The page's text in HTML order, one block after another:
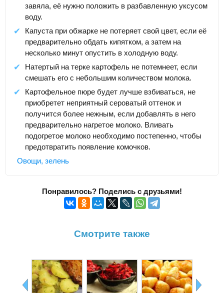
завяла, её нужно положить в разбавленную уксусом
воду.
Капуста при обжарке не потеряет свой цвет, если её
предварительно обдать кипятком, а затем на
несколько минут опустить в холодную воду.
Натертый на терке картофель не потемнеет, если
смешать его с небольшим количеством молока.
Картофельное пюре будет лучше взбиваться, не
приобретет неприятный сероватый оттенок и
получится более нежным, если добавлять в него
предварительно нагретое молоко. Вливать
подогретое молоко необходимо постепенно, чтобы
предотвратить появление комочков.
Овощи, зелень
Понравилось? Поделись с друзьями!
Смотрите также